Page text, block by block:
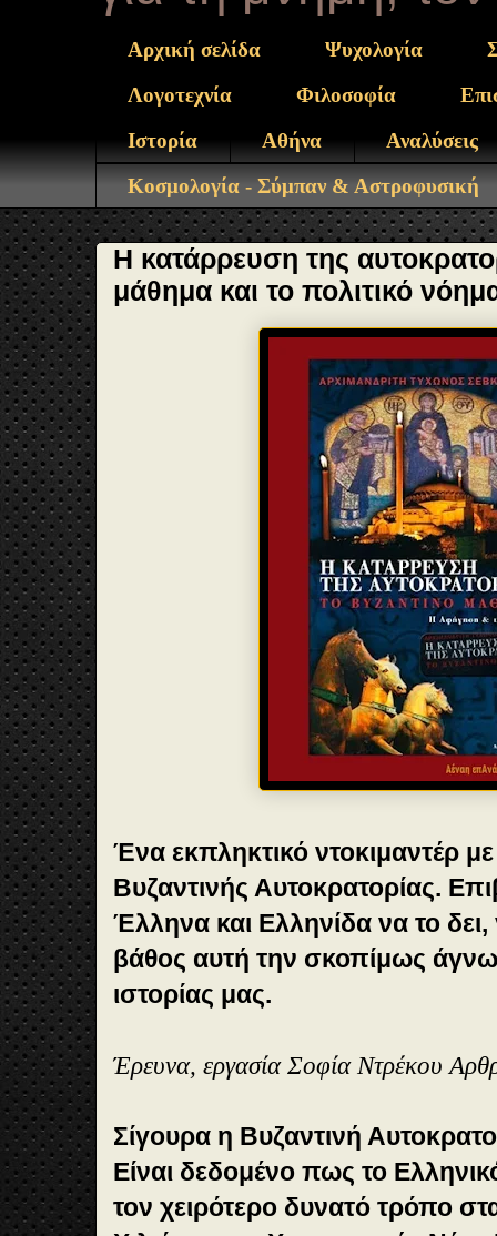
Αρχική σελίδα Ψυχολογία
Λογοτεχνία
Φιλοσοφία
Ιστορία
Αθήνα
Αναλύσεις
Κοσμολογία - Σύμπαν & Αστροφυσική
Η κατάρρευση της
μάθημα και το πολιτικό
Ένα εκπληκτικό ντοκιμαντέρ με
Βυζαντινής Αυτοκρατορίας.
Έλληνα και Ελληνίδα να το δει,
βάθος αυτή την σκοπίμως
ιστορίας μας.
Έρευνα, εργασία Σοφία Ντρέκου
Σίγουρα η Βυζαντινή
Είναι δεδομένο πως το
τον χειρότερο δυνατό τρόπο